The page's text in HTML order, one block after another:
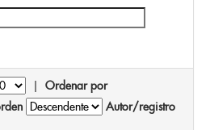
| Ordenar por
Autor/registro